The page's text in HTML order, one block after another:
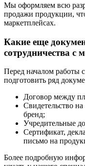
Мы оформляем всю
продажи продукции,
маркетплейсах.
Какие еще
сотрудничества с
Перед началом работы
подготовить ряд
Договор между
Свидетельство
бренд;
Учредительные
Сертификат,
письмо на
Более подробную